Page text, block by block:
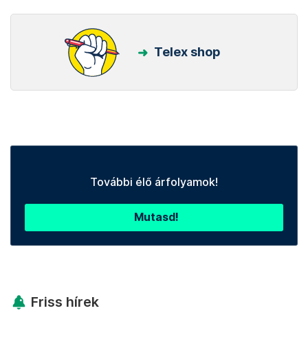
Telex shop
További élő árfolyamok!
Mutasd!
Friss hírek